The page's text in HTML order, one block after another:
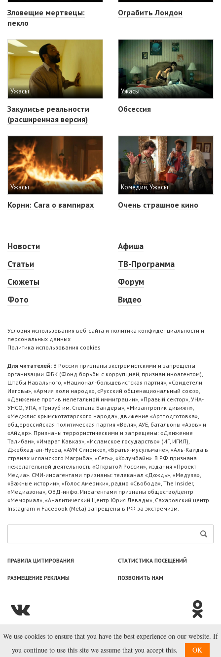
Зловещие мертвецы:
пекло
Ограбить Лондон
Ужасы
Закулисье реальности
(расширенная версия)
Ужасы
Обсессия
Ужасы
Корни: Сага о вампирах
Комедия, Ужасы
Очень страшное кино
Новости
Статьи
Сюжеты
Фото
Афиша
ТВ-Программа
Форум
Видео
Условия использования веб-сайта и политика конфиденциальности и
персональных данных
Политика использования cookies
Для читателей: В России признаны экстремистскими и запрещены
организации ФБК (Фонд борьбы с коррупцией, признан иноагентом),
Штабы Навального, «Национал-большевистская партия», «Свидетели
Иеговы», «Армия воли народа», «Русский общенациональный союз»,
«Движение против нелегальной иммиграции», «Правый сектор», УНА-
УНСО, УПА, «Тризуб им. Степана Бандеры», «Мизантропик дивижн»,
«Меджлис крымскотатарского народа», движение «Артподготовка»,
общероссийская политическая партия «Воля», АУЕ, батальоны «Азов» и
«Айдар». Признаны террористическими и запрещены: «Движение
Талибан», «Имарат Кавказ», «Исламское государство» (ИГ, ИГИЛ),
Джебхад-ан-Нусра, «АУМ Синрике», «Братья-мусульмане», «Аль-Каида в
странах исламского Магриба», «Сеть», «Колумбайн». В РФ признана
нежелательной деятельность «Открытой России», издания «Проект
Медиа». СМИ-иноагентами признаны: телеканал «Дождь», «Медуза»,
«Важные истории», «Голос Америки», радио «Свобода», The Insider,
«Медиазона», ОВД-инфо. Иноагентами признаны общество/центр
«Мемориал», «Аналитический Центр Юрия Левады», Сахаровский центр.
Instagram и Facebook (Metа) запрещены в РФ за экстремизм.
ПРАВИЛА ЦИТИРОВАНИЯ СТАТИСТИКА ПОСЕЩЕНИЙ
РАЗМЕЩЕНИЕ РЕКЛАМЫ ПОЗВОНИТЬ НАМ
© ООО «Лаборатория Новоcтей», 2003—2026.
We use cookies to ensure that you have the best experience on our website. If
you continue to use this site we assume that you accept this.
OK